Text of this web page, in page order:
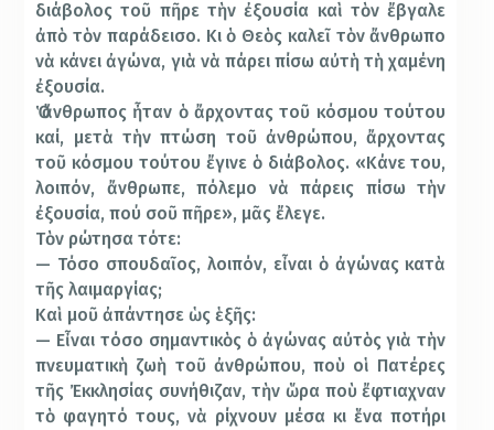
διάβολος τοῦ πῆρε τὴν ἐξουσία καὶ τὸν ἔβγαλε
ἀπὸ τὸν παράδεισο. Κι ὁ Θεὸς καλεῖ τὸν ἄνθρωπο
νὰ κάνει ἀγώνα, γιὰ νὰ πάρει πίσω αὐτὴ τὴ χαμένη
ἐξουσία.
Ὁ ἄνθρωπος ἦταν ὁ ἄρχοντας τοῦ κόσμου τούτου
καί, μετὰ τὴν πτώση τοῦ ἀνθρώπου, ἄρχοντας
τοῦ κόσμου τούτου ἔγινε ὁ διάβολος. «Κάνε του,
λοιπόν, ἄνθρωπε, πόλεμο νὰ πάρεις πίσω τὴν
ἐξουσία, πού σοῦ πῆρε», μᾶς ἔλεγε.
Τὸν ρώτησα τότε:
— Τόσο σπουδαῖος, λοιπόν, εἶναι ὁ ἀγώνας κατὰ
τῆς λαιμαργίας;
Καὶ μοῦ ἀπάντησε ὡς ἑξῆς:
— Εἶναι τόσο σημαντικὸς ὁ ἀγώνας αὐτὸς γιὰ τὴν
πνευματικὴ ζωὴ τοῦ ἀνθρώπου, ποὺ οἱ Πατέρες
τῆς Ἐκκλησίας συνήθιζαν, τὴν ὥρα ποὺ ἔφτιαχναν
τὸ φαγητό τους, νὰ ρίχνουν μέσα κι ἕνα ποτήρι